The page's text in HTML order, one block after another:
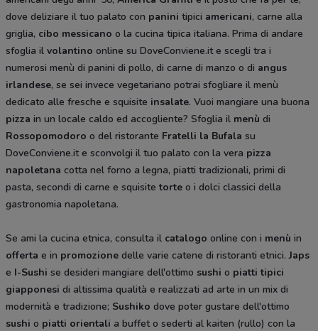
dove deliziare il tuo palato con panini tipici americani, carne alla
griglia, cibo messicano o la cucina tipica italiana. Prima di andare
sfoglia il volantino online su DoveConviene.it e scegli tra i
numerosi menù di panini di pollo, di carne di manzo o di angus
irlandese, se sei invece vegetariano potrai sfogliare il menù
dedicato alle fresche e squisite insalate. Vuoi mangiare una buona
pizza in un locale caldo ed accogliente? Sfoglia il menù di
Rossopomodoro o del ristorante Fratelli la Bufala su
DoveConviene.it e sconvolgi il tuo palato con la vera pizza
napoletana cotta nel forno a legna, piatti tradizionali, primi di
pasta, secondi di carne e squisitetorte o i dolci classici della
gastronomia napoletana.
Se ami la cucina etnica, consulta il catalogo online con i menù in
offerta e in promozione delle varie catene di ristoranti etnici.Japs
e I-Sushi se desideri mangiare dell'ottimo sushi o piatti tipici
giapponesi di altissima qualità e realizzati ad arte in un mix di
modernità e tradizione; Sushiko dove poter gustare dell'ottimo
sushi o piatti orientali a buffet o sederti al kaiten (rullo) con la